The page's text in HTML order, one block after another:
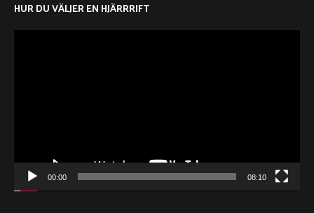
HUR DU VÄLJER EN HJÄRRRIFT
00:00 08:10